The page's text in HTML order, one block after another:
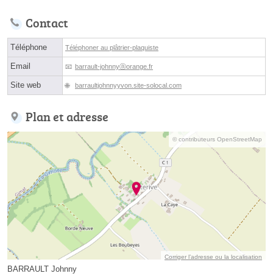
Contact
Téléphone Téléphoner au plâtrier-plaquiste
Email barrault-johnnyⓐorange.fr
Site web barraultjohnnyyvon.site-solocal.com
Plan et adresse
© contributeurs OpenStreetMap
Corriger l’adresse ou la localisation
BARRAULT Johnny